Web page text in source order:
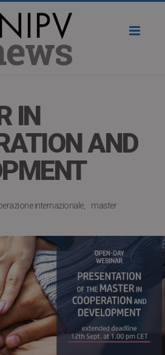
IN
AND
internazionale master